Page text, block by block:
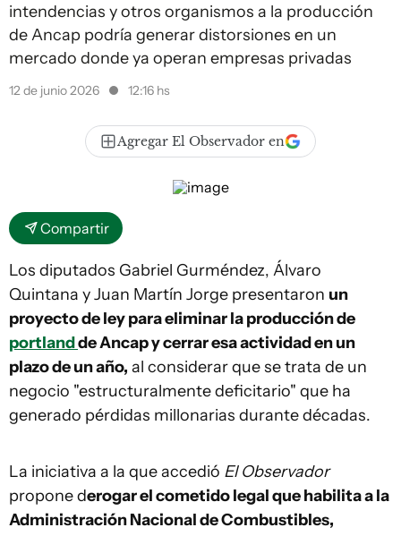
intendencias y otros organismos a la producción
de Ancap podría generar distorsiones en un
mercado donde ya operan empresas privadas
12 de junio 2026 12:16 hs
Agregar El Observador en
Compartir
Los diputados Gabriel Gurméndez, Álvaro
Quintana y Juan Martín Jorge presentaron un
proyecto de ley para eliminar la producción de
portlandde Ancap y cerrar esa actividad en un
plazo de un año, al considerar que se trata de un
negocio "estructuralmente deficitario" que ha
generado pérdidas millonarias durante décadas.
La iniciativa a la que accedió El Observador
propone derogar el cometido legal que habilita a la
Administración Nacional de Combustibles,